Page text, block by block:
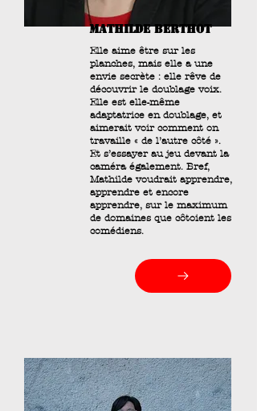
MATHILDE BERTHOT
Elle aime être sur les
planches, mais elle a une
envie secrète : elle rêve de
découvrir le doublage voix.
Elle est elle-même
adaptatrice en doublage, et
aimerait voir comment on
travaille « de l’autre côté ».
Et s’essayer au jeu devant la
caméra également. Bref,
Mathilde voudrait apprendre,
apprendre et encore
apprendre, sur le maximum
de domaines que côtoient les
comédiens.